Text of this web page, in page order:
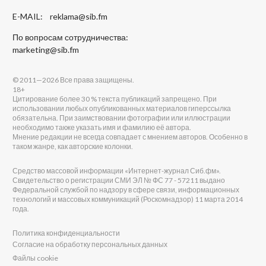
E-MAIL: reklama@sib.fm
По вопросам сотрудничества:
marketing@sib.fm
© 2011—2026 Все права защищены.
18+
Цитирование более 30 % текста публикаций запрещено. При
использовании любых опубликованных материалов гиперссылка
обязательна. При заимствовании фотографии или иллюстрации
необходимо также указать имя и фамилию её автора.
Мнение редакции не всегда совпадает с мнением авторов. Особенно в
таком жанре, как авторские колонки.
Средство массовой информации «Интернет-журнал Сиб.фм».
Свидетельство о регистрации СМИ ЭЛ № ФС 77 - 57211 выдано
Федеральной службой по надзору в сфере связи, информационных
технологий и массовых коммуникаций (Роскомнадзор) 11 марта 2014
года.
Политика конфиденциальности
Согласие на обработку персональных данных
Файлы cookie